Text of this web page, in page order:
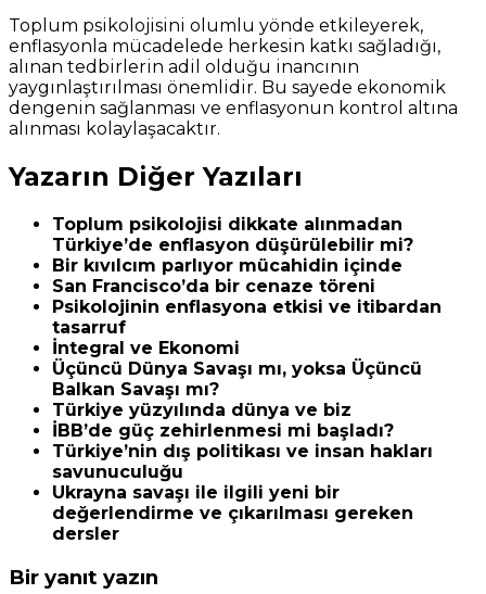
Toplum psikolojisini olumlu yönde etkileyerek,
enflasyonla mücadelede herkesin katkı sağladığı,
alınan tedbirlerin adil olduğu inancının
yaygınlaştırılması önemlidir. Bu sayede ekonomik
dengenin sağlanması ve enflasyonun kontrol altına
alınması kolaylaşacaktır.
Yazarın Diğer Yazıları
Toplum psikolojisi dikkate alınmadan
Türkiye’de enflasyon düşürülebilir mi?
Bir kıvılcım parlıyor mücahidin içinde
San Francisco’da bir cenaze töreni
Psikolojinin enflasyona etkisi ve itibardan
tasarruf
İntegral ve Ekonomi
Üçüncü Dünya Savaşı mı, yoksa Üçüncü
Balkan Savaşı mı?
Türkiye yüzyılında dünya ve biz
İBB’de güç zehirlenmesi mi başladı?
Türkiye’nin dış politikası ve insan hakları
savunuculuğu
Ukrayna savaşı ile ilgili yeni bir
değerlendirme ve çıkarılması gereken
dersler
Bir yanıt yazın